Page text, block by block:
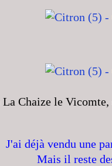
La Chaize le
J'ai déjà vendu une
Mais il reste